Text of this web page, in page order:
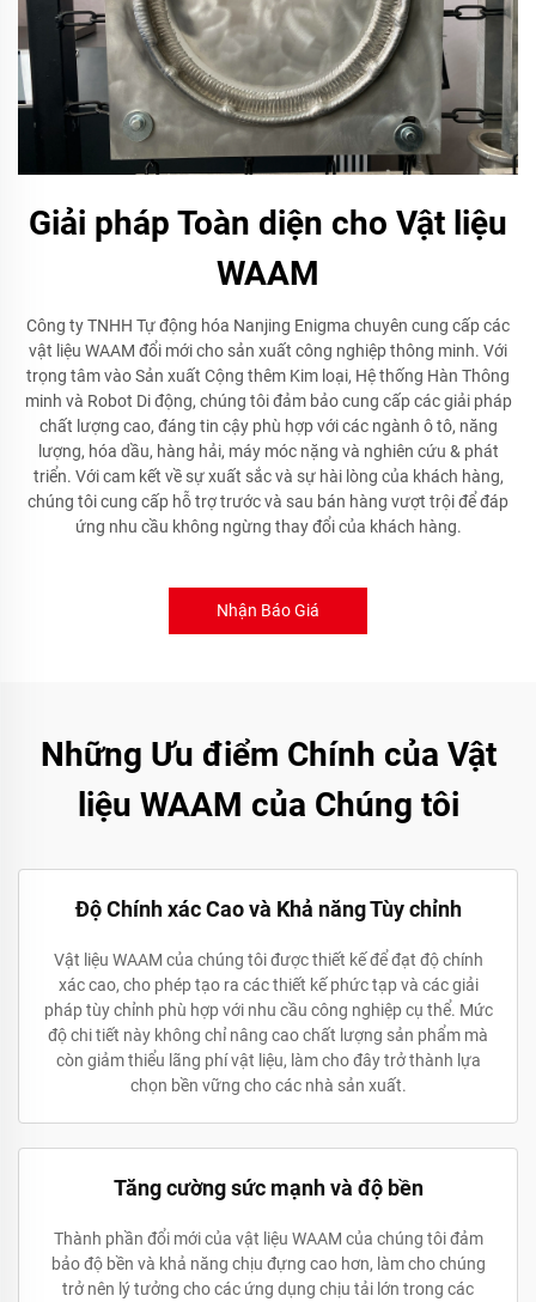
Giải pháp Toàn diện cho Vật liệu
WAAM
Công ty TNHH Tự động hóa Nanjing Enigma chuyên cung cấp các
vật liệu WAAM đổi mới cho sản xuất công nghiệp thông minh. Với
trọng tâm vào Sản xuất Cộng thêm Kim loại, Hệ thống Hàn Thông
minh và Robot Di động, chúng tôi đảm bảo cung cấp các giải pháp
chất lượng cao, đáng tin cậy phù hợp với các ngành ô tô, năng
lượng, hóa dầu, hàng hải, máy móc nặng và nghiên cứu & phát
triển. Với cam kết về sự xuất sắc và sự hài lòng của khách hàng,
chúng tôi cung cấp hỗ trợ trước và sau bán hàng vượt trội để đáp
ứng nhu cầu không ngừng thay đổi của khách hàng.
Nhận Báo Giá
Những Ưu điểm Chính của Vật
liệu WAAM của Chúng tôi
Độ Chính xác Cao và Khả năng Tùy chỉnh
Vật liệu WAAM của chúng tôi được thiết kế để đạt độ chính
xác cao, cho phép tạo ra các thiết kế phức tạp và các giải
pháp tùy chỉnh phù hợp với nhu cầu công nghiệp cụ thể. Mức
độ chi tiết này không chỉ nâng cao chất lượng sản phẩm mà
còn giảm thiểu lãng phí vật liệu, làm cho đây trở thành lựa
chọn bền vững cho các nhà sản xuất.
Tăng cường sức mạnh và độ bền
Thành phần đổi mới của vật liệu WAAM của chúng tôi đảm
bảo độ bền và khả năng chịu đựng cao hơn, làm cho chúng
trở nên lý tưởng cho các ứng dụng chịu tải lớn trong các